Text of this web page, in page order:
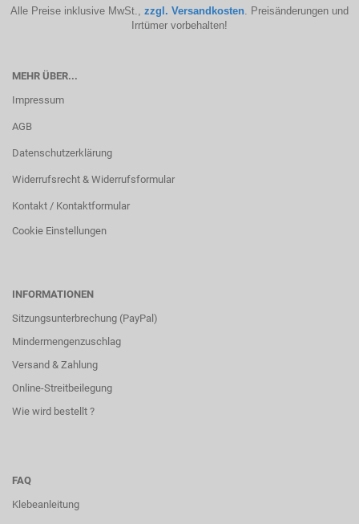
Alle Preise inklusive MwSt., zzgl. Versandkosten. Preisänderungen und
Irrtümer vorbehalten!
MEHR ÜBER...
Impressum
AGB
Datenschutzerklärung
Widerrufsrecht & Widerrufsformular
Kontakt / Kontaktformular
Cookie Einstellungen
INFORMATIONEN
Sitzungsunterbrechung (PayPal)
Mindermengenzuschlag
Versand & Zahlung
Online-Streitbeilegung
Wie wird bestellt ?
FAQ
Klebeanleitung